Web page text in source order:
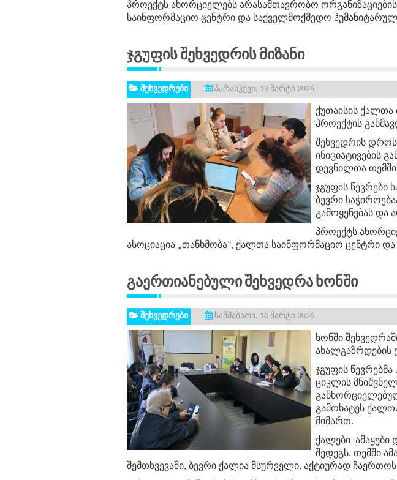
პროექტს ახორციელებს არასამთავრობო
საინფორმაციო ცენტრი და საქველმოქმედო
Ჯგუფის Შეხვედრის Მიზანი
შეხვედრები პარასკევი, 13 მარტი 2026
ქუთაისის ქალთა
პროექტის
შეხვედრის დროს
ინიციატივების
დევნილთა თემში
ჯგუფის წევრები
ბევრი
გამოყენებას და
პროექტს
ასოციაცია „თანხმობა“, ქალთა საინფორმაციო ცენტრი
Გაერთიანებული Შეხვედრა Ხონში
შეხვედრები სამშაბათი, 10 მარტი 2026
ხონში
ახალგაზრდების
ჯგუფის
ციკლის
გამოხატეს
მიმართ.
ქალები ამაყები
შედეგს. თემში
შემთხვევაში, ბევრი ქალია მსურველი, აქტიურად